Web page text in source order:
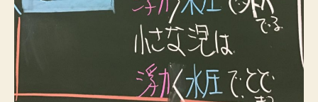
へ